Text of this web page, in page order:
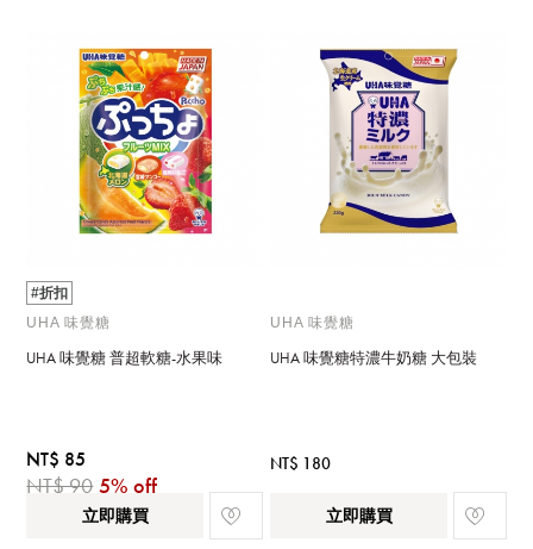
#折扣
UHA 味覺糖
UHA 味覺糖 普超軟糖-水果味
NT$ 85
NT$ 90 5% off
立即購買
UHA 味覺糖
UHA 味覺糖特濃牛奶糖 大包裝
NT$ 180
立即購買